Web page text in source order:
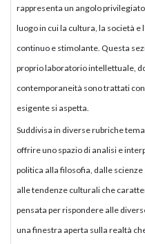
rappresenta un angolo
luogo in cui la cultura, la società
continuo e stimolante. Questa
proprio laboratorio intellettuale,
contemporaneità sono trattati
esigente si aspetta.
Suddivisa in diverse rubriche
offrire uno spazio di analisi e
politica alla filosofia, dalle
alle tendenze culturali che
pensata per rispondere alle
una finestra aperta sulla realtà